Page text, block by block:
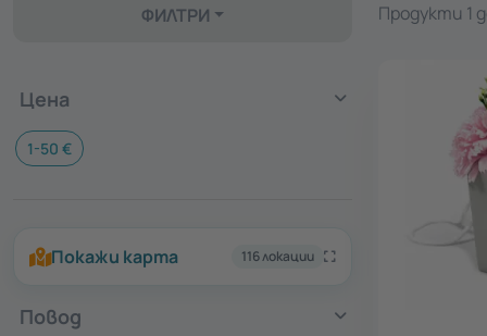
ФИЛТРИ Продукти 1
Цена
1-50 €
Покажи карта 116 локации
Повод